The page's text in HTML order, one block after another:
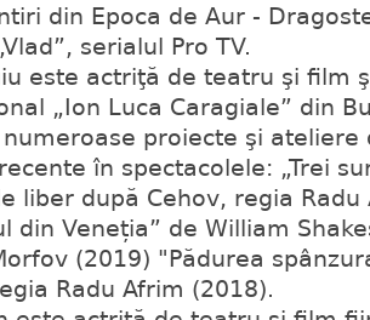
din Epoca de Aur -
serialul Pro TV.
este actriţă de teatru şi film
„Ion Luca Caragiale” din
proiecte şi
în spectacolele: „Trei
liber după Cehov, regia Radu
din Veneția” de William
(2019) "Pădurea
Radu Afrim (2018).